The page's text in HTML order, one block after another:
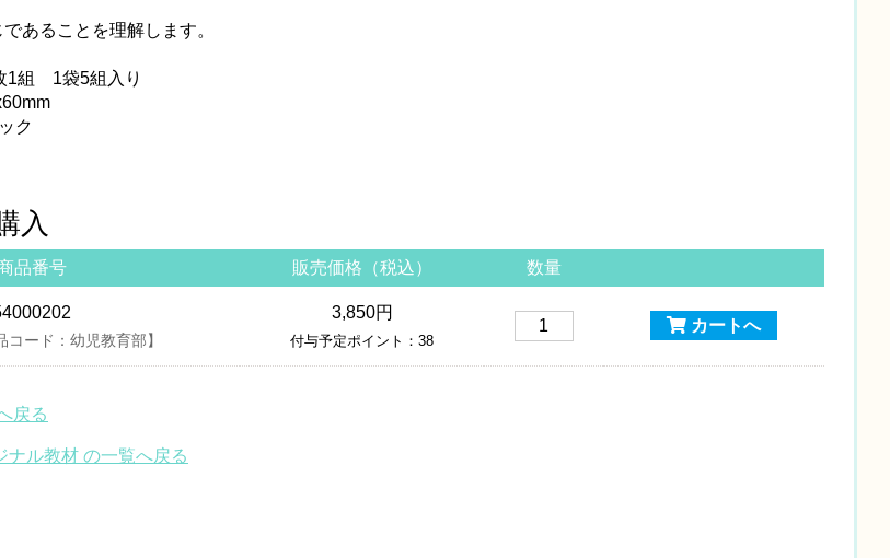
あることを理解します。
組 1袋5組入り
ク
入
品番号 販売価格（税込） 数量
コード：幼児教育部】
3,850円
付与予定ポイント：38
カートへ
戻る
ナル教材 の一覧へ戻る